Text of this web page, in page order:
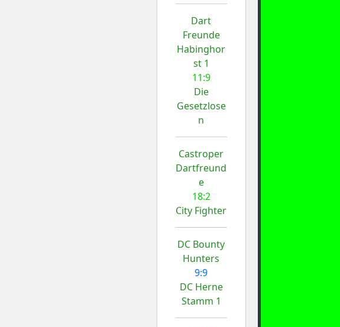
Dart
Freunde
Habinghor
st 1
11:9
Die
Gesetzlose
n
Castroper
Dartfreund
e
18:2
City Fighter
DC Bounty
Hunters
9:9
DC Herne
Stamm 1